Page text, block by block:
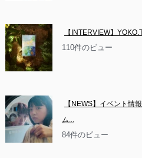
【INTERVIEW】
110件のビュー
【NEWS】イベント情
ム...
84件のビュー